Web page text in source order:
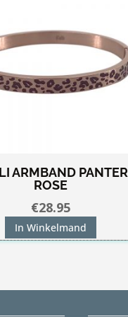
ARMBAND PANTER
ROSE
€28.95
In Winkelmand